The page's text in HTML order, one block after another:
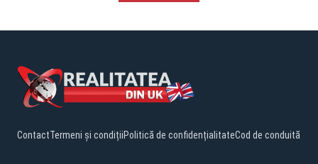
ContactTermeni și condițiiPolitică de confidențialitateCod de conduită